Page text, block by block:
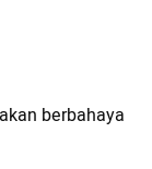
berbahaya